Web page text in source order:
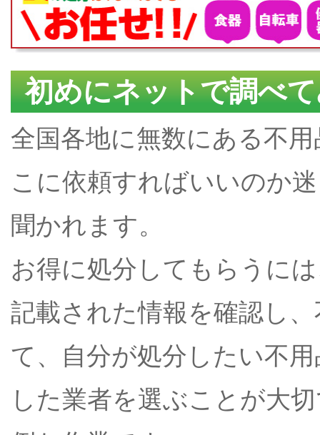
初めにネットで調べ
全国各地に無数にある不
こに依頼すればいいのか
聞かれます。
お得に処分してもらうに
記載された情報を確認し
て、自分が処分したい不
した業者を選ぶことが大